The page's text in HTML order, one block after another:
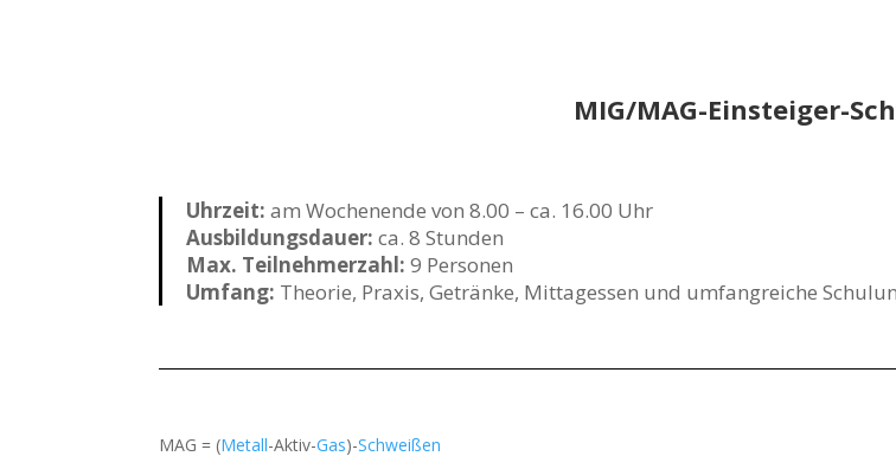
MIG/MAG-Einsteiger-
Uhrzeit:am Wochenende von 8.00 – ca. 16.00 Uhr
Ausbildungsdauer:ca. 8 Stunden
Max. Teilnehmerzahl: 9 Personen
Umfang: Theorie, Praxis, Getränke, Mittagessen und umfangreiche
MAG = (Metall-Aktiv-Gas)-Schweißen